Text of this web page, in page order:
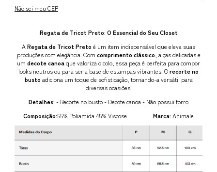
Não sei meu CEP
Regata de Tricot Preto: O Essencial do Seu Closet
A Regata de Tricot Preto é um item indispensável que eleva suas
produções com elegância. Com comprimento clássico , alças delicadas e
um decote canoaque valoriza o colo, essa peça é perfeita para compor
looks neutros ou para ser a base de estampas vibrantes. Orecorte no
busto adiciona um toque de sofisticação, tornando-a versátil para
diversas ocasiões.
Detalhes: - Recorte no busto - Decote canoa - Não possui forro
Composição:55% Poliamida 45% Viscose Marca: Animale